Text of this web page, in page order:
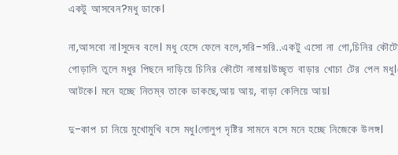
একটু আসবেন?মধু ডাকে।
না,আসবো না।সুদেব বলে। মধু হেসে ফেলে বলে,সরি-সরি..একটু এসো না গো,চিনির
গোড়ালি তুলে মধুর পিছনে দাড়িয়ে চিনির কৌটো নামায়।উচ্ছৃত বাড়ার খোচা টের পেল
আটকে। মনে হচ্ছে নিতম্ব তাকে ডাকছে,আয় আয়, বাড়া কেলিয়ে আয়।
দু-কাপ চা নিয়ে মুখোমুখি বসে মধু।লোলুপ দৃষ্টির সামনে বসে মনে হচ্ছে নিজেকে উলঙ্গ।